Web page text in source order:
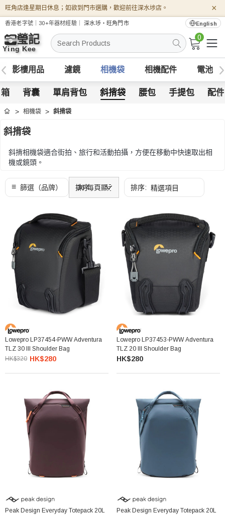
旺角店逢星期日休息；如欲到門市選購，歡迎前往深水埗店。 ×
香港老字號｜30+年器材經驗｜深水埗・旺角門市 English
搜
索
0
影樓用品 濾鏡 相機袋 相機配件 電池
背囊 單肩背包 斜揹袋 腰包 手提包 配
首頁 相機袋 斜揹袋
斜揹袋
斜揹相機袋適合街拍、旅行和活動拍攝，方便在移動中快速取出相
機或鏡頭。
比較。
Lowepro LP37454-PWW Adventura
TLZ 30 III Shoulder Bag
HK$320 HK$280
Lowepro LP37453-PWW Adventura
TLZ 20 III Shoulder Bag
HK$280
Peak Design Everyday Totepack 20L
Peak Design Everyday Totepack 20L